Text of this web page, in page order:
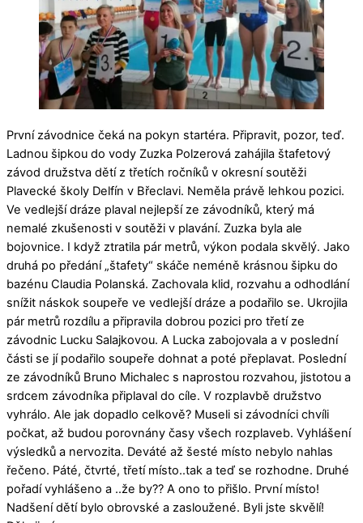
První závodnice čeká na pokyn startéra. Připravit, pozor, teď.
Ladnou šipkou do vody Zuzka Polzerová zahájila štafetový
závod družstva dětí z třetích ročníků v okresní soutěži
Plavecké školy Delfín v Břeclavi. Neměla právě lehkou pozici.
Ve vedlejší dráze plaval nejlepší ze závodníků, který má
nemalé zkušenosti v soutěži v plavání. Zuzka byla ale
bojovnice. I když ztratila pár metrů, výkon podala skvělý. Jako
druhá po předání „štafety“ skáče neméně krásnou šipku do
bazénu Claudia Polanská. Zachovala klid, rozvahu a odhodlání
snížit náskok soupeře ve vedlejší dráze a podařilo se. Ukrojila
pár metrů rozdílu a připravila dobrou pozici pro třetí ze
závodnic Lucku Salajkovou. A Lucka zabojovala a v poslední
části se jí podařilo soupeře dohnat a poté přeplavat. Poslední
ze závodníků Bruno Michalec s naprostou rozvahou, jistotou a
srdcem závodníka připlaval do cíle. V rozplavbě družstvo
vyhrálo. Ale jak dopadlo celkově? Museli si závodníci chvíli
počkat, až budou porovnány časy všech rozplaveb. Vyhlášení
výsledků a nervozita. Deváté až šesté místo nebylo nahlas
řečeno. Páté, čtvrté, třetí místo..tak a teď se rozhodne. Druhé
pořadí vyhlášeno a ..že by?? A ono to přišlo. První místo!
Nadšení dětí bylo obrovské a zasloužené. Byli jste skvělí!